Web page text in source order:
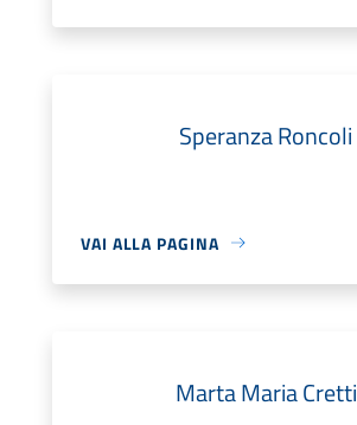
Speranza Roncoli
VAI ALLA PAGINA
Marta Maria Cretti